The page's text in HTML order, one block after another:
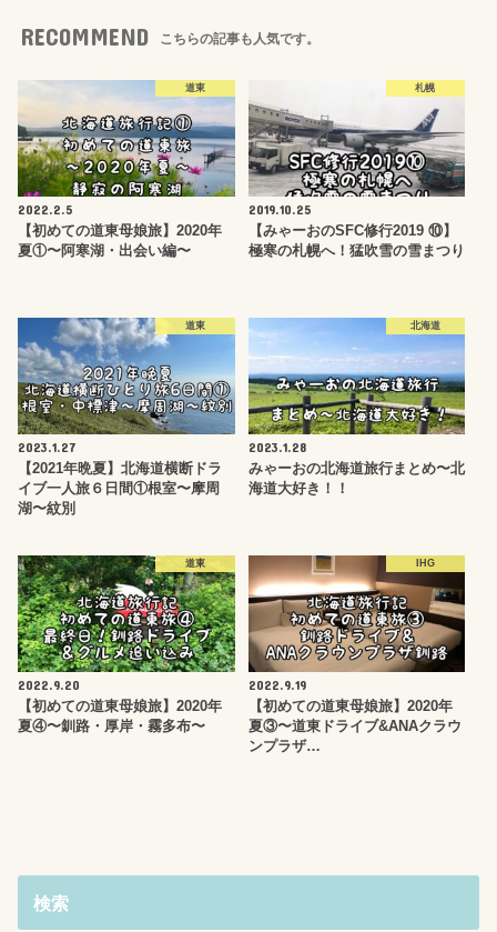
RECOMMEND こちらの記事も人気です。
道東
2022.2.5
【初めての道東母娘旅】2020年
夏①〜阿寒湖・出会い編〜
札幌
2019.10.25
【みゃーおのSFC修行2019 ⑩】
極寒の札幌へ！猛吹雪の雪まつり
道東
2023.1.27
【2021年晩夏】北海道横断ドラ
イブ一人旅６日間①根室〜摩周
湖〜紋別
北海道
2023.1.28
みゃーおの北海道旅行まとめ〜北
海道大好き！！
道東
2022.9.20
【初めての道東母娘旅】2020年
夏④〜釧路・厚岸・霧多布〜
IHG
2022.9.19
【初めての道東母娘旅】2020年
夏③〜道東ドライブ&ANAクラウ
ンプラザ…
検索